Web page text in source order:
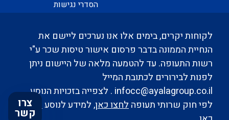
הסדרי נגישות
לקוחות יקרים, בימים אלו אנו נערכים ליישם את
הנחיית הממונה בדבר פרסום אישור טיסות שכר ע"י
רשות התעופה. עד להטמעה מלאה של היישום ניתן
לפנות לבירורים לכתובת המייל
infocc@ayalagroup.co.il . לצפייה בזכויות הנוסע
לפי חוק שרותי תעופהלחצו כאן, למידע לנוסעלחצו
צרו
קשר